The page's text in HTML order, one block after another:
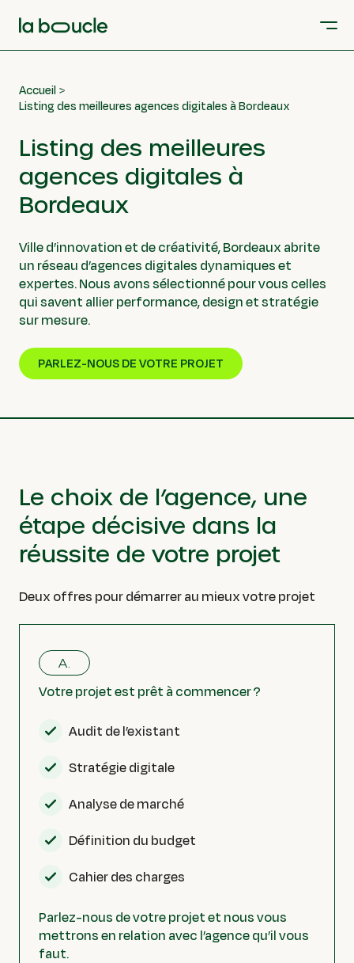
Accueil
Listing des meilleures agences digitales à Bordeaux
Listing des meilleures
agences digitales à
Bordeaux
Ville d’innovation et de créativité, Bordeaux abrite
un réseau d’agences digitales dynamiques et
expertes. Nous avons sélectionné pour vous celles
qui savent allier performance, design et stratégie
sur mesure.
PARLEZ-NOUS DE VOTRE PROJET
Le choix de l’agence, une
étape décisive dans la
réussite de votre projet
Deux offres pour démarrer au mieux votre projet
A.
Votre projet est prêt à commencer ?
Audit de l’existant
Stratégie digitale
Analyse de marché
Définition du budget
Cahier des charges
Parlez-nous de votre projet et nous vous
mettrons en relation avec l’agence qu’il vous
faut.